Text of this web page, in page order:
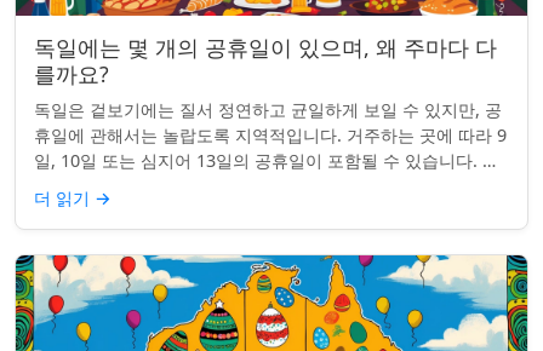
독일에는 몇 개의 공휴일이 있으며, 왜 주마다 다
를까요?
독일은 겉보기에는 질서 정연하고 균일하게 보일 수 있지만, 공
휴일에 관해서는 놀랍도록 지역적입니다. 거주하는 곳에 따라 9
일, 10일 또는 심지어 13일의 공휴일이 포함될 수 있습니다. 왜
그런 걸까요? 간단한 통찰...
더 읽기 →